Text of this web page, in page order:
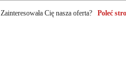
Zainteresowała Cię nasza oferta? Poleć